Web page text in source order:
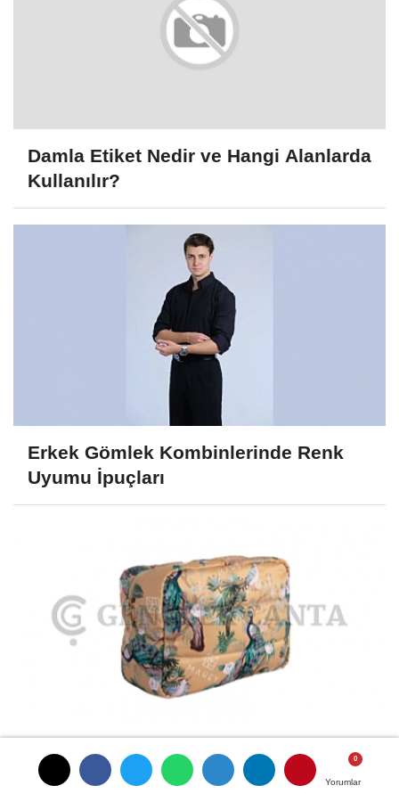
Yorumlar
Yorumlar
Damla Etiket Nedir ve Hangi Alanlarda
Kullanılır?
Erkek Gömlek Kombinlerinde Renk
Uyumu İpuçları
Sadece Telefon ve Kartlık Sığan En
Kullanışlı Mikro (Mini) Çanta...